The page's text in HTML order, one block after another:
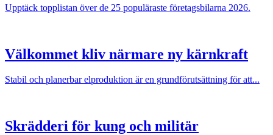
Upptäck topplistan över de 25 populäraste företagsbilarna 2026.
Välkommet kliv närmare ny kärnkraft
Stabil och planerbar elproduktion är en grundförutsättning för att...
Skrädderi för kung och militär